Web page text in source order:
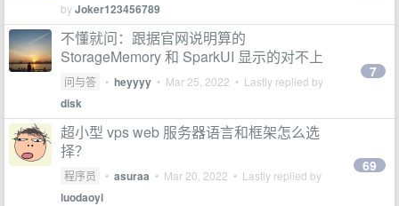
byJoker123456789
不懂就问：跟据官网说明算的
StorageMemory 和 SparkUI 显示的对不上
问与答 • heyyyy • Mar 25, 2022 • Lastly replied by
disk
7
超小型 vps web 服务器语言和框架怎么选
择？
程序员 • asuraa • Mar 20, 2022 • Lastly replied by
luodaoyi
69